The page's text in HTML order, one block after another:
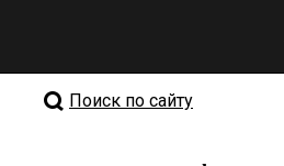
Поиск по сайту